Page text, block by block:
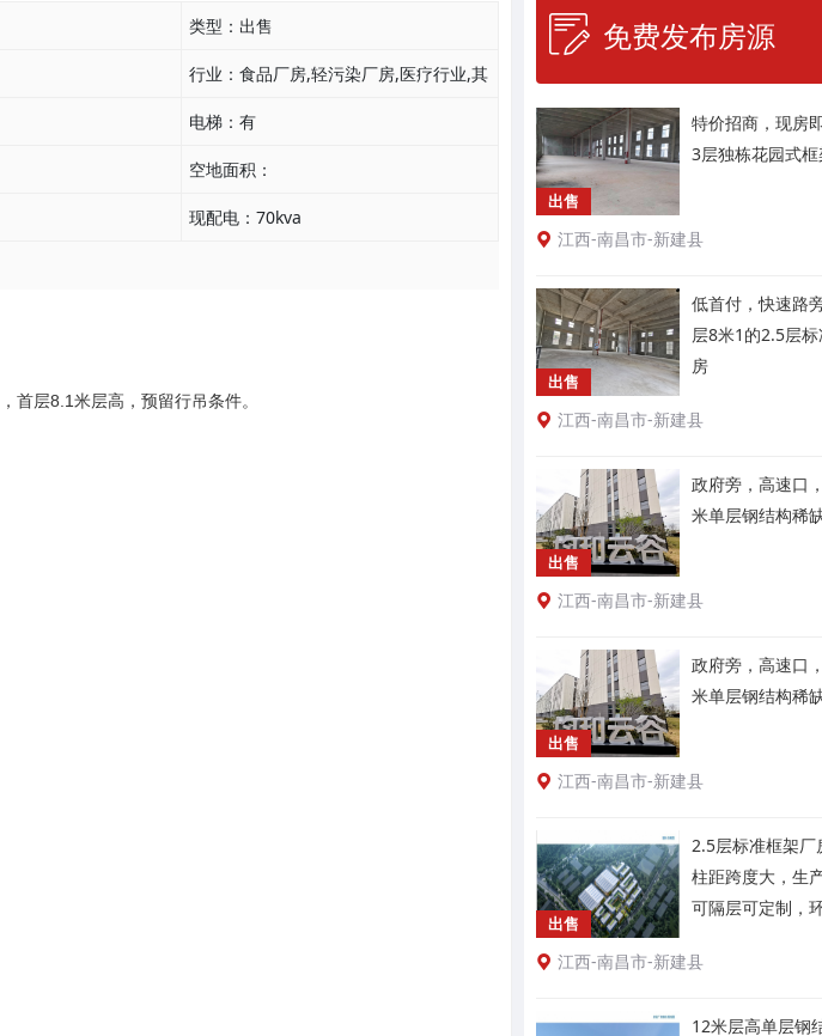
类型： 出售
行业： 食品厂房,轻污染厂房,医疗行业,其
他行业
电梯： 有
空地面积：
现配电： 70kva
，首层8.1米层高，预留行吊条件。
免费发布房源
出售
特价招商，现房
3层独栋花园式
江西-南昌市-新建县
出售
低首付，快速路
层8米1的2.5层
房
江西-南昌市-新建县
出售
政府旁，高速口
米单层钢结构稀
江西-南昌市-新建县
出售
政府旁，高速口
米单层钢结构稀
江西-南昌市-新建县
出售
2.5层标准框架
柱距跨度大，生
可隔层可定制，
江西-南昌市-新建县
12米层高单层钢